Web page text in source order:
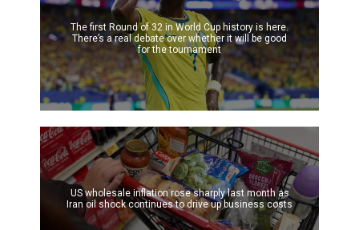
The first Round of 32 in World Cup history is here.
There’s a real debate over whether it will be good
for the tournament
US wholesale inflation rose sharply last month as
Iran oil shock continues to drive up business costs